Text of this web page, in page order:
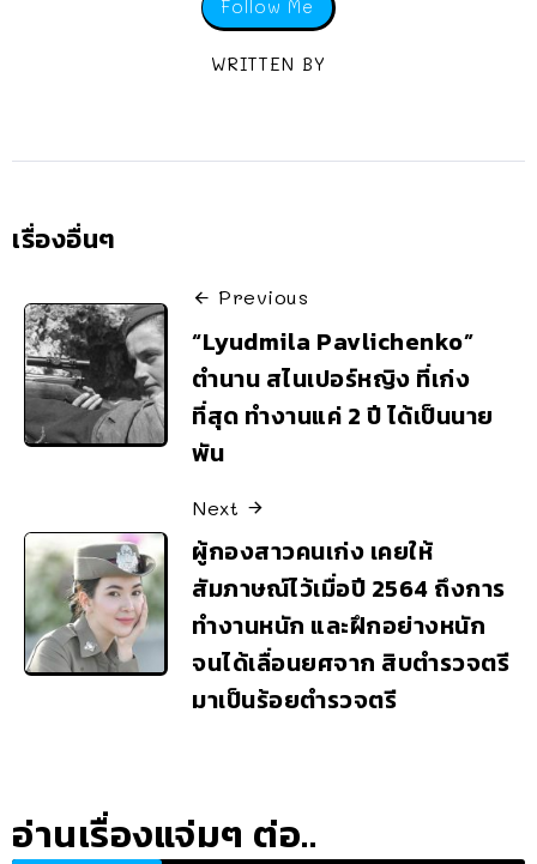
Follow Me
WRITTEN BY
เรื่องอื่นๆ
Previous
“Lyudmila Pavlichenko”
ตำนาน สไนเปอร์หญิง ที่เก่ง
ที่สุด ทำงานแค่ 2 ปี ได้เป็นนาย
พัน
Next
ผู้กองสาวคนเก่ง เคยให้
สัมภาษณ์ไว้เมื่อปี 2564 ถึงการ
ทำงานหนัก และฝึกอย่างหนัก
จนได้เลื่อนยศจาก สิบตำรวจตรี
มาเป็นร้อยตำรวจตรี
อ่านเรื่องแจ่มๆ ต่อ..